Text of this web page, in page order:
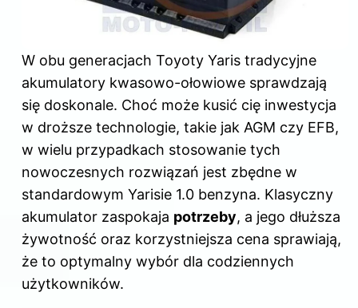
W obu generacjach Toyoty Yaris tradycyjne
akumulatory kwasowo-ołowiowe sprawdzają
się doskonale. Choć może kusić cię inwestycja
w droższe technologie, takie jak AGM czy EFB,
w wielu przypadkach stosowanie tych
nowoczesnych rozwiązań jest zbędne w
standardowym Yarisie 1.0 benzyna. Klasyczny
akumulator zaspokaja potrzeby, a jego dłuższa
żywotność oraz korzystniejsza cena sprawiają,
że to optymalny wybór dla codziennych
użytkowników.